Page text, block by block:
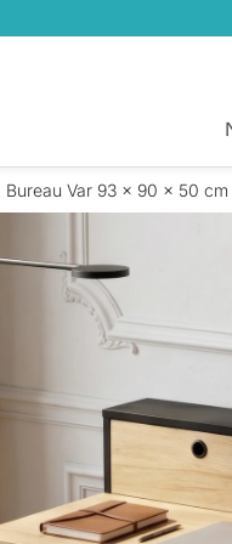
Bureau Var 93 x 90 x 50